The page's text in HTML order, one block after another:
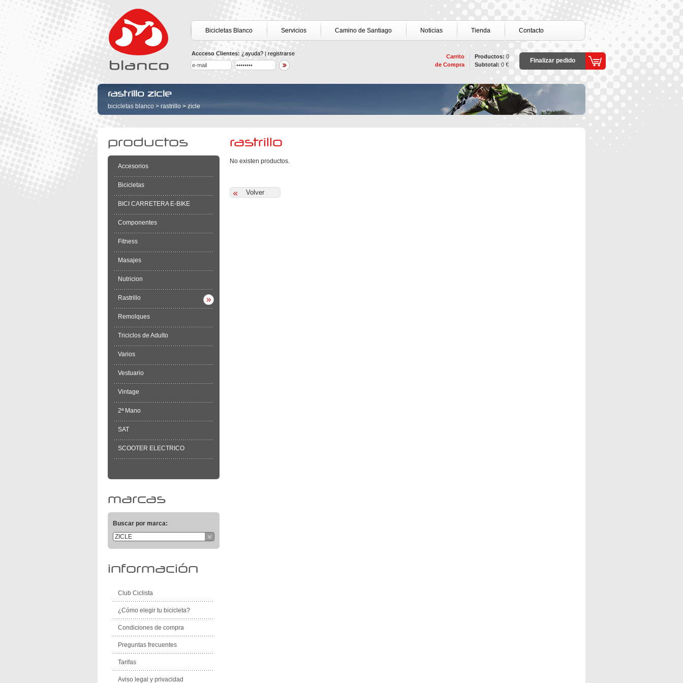
Bicicletas Blanco Servicios Camino de Santiago Noticias Tienda Contacto
Accceso Clientes: ¿ayuda? | registrarse
Carrito
de Compra
Productos: 0
Subtotal: 0 €
Finalizar pedido
rastrillo zicle
bicicletas blanco > rastrillo > zicle
productos
Accesorios
Bicicletas
BICI CARRETERA E-BIKE
Componentes
Fitness
Masajes
Nutricion
Rastrillo
Remolques
Triciclos de Adulto
Varios
Vestuario
Vintage
2ª Mano
SAT
SCOOTER ELECTRICO
marcas
Buscar por marca:
ZICLE
información
Club Ciclista
¿Cómo elegir tu bicicleta?
Condiciones de compra
Preguntas frecuentes
Tarifas
Aviso legal y privacidad
rastrillo
No existen productos.